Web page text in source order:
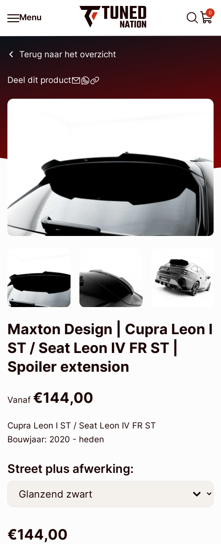
Menu
0
Terug naar het overzicht
Deel dit product
Maxton Design | Cupra Leon I
ST / Seat Leon IV FR ST |
Spoiler extension
Vanaf €144,00
Cupra Leon I ST / Seat Leon IV FR ST
Bouwjaar: 2020 - heden
Street plus afwerking:
€144,00